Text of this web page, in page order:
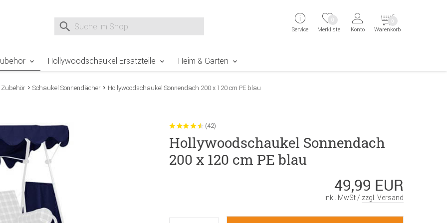
Suche nach
Service Merkliste
0
Konto Warenkorb
0
Hollywoodschaukel Ersatzteile Heim & Garten
Schaukel Sonnendächer Hollywoodschaukel Sonnendach 200 x 120 cm PE blau
(42)
Hollywoodschaukel Sonnendach
200 x 120 cm PE blau
49,99 EUR
inkl. MwSt / zzgl. Versand